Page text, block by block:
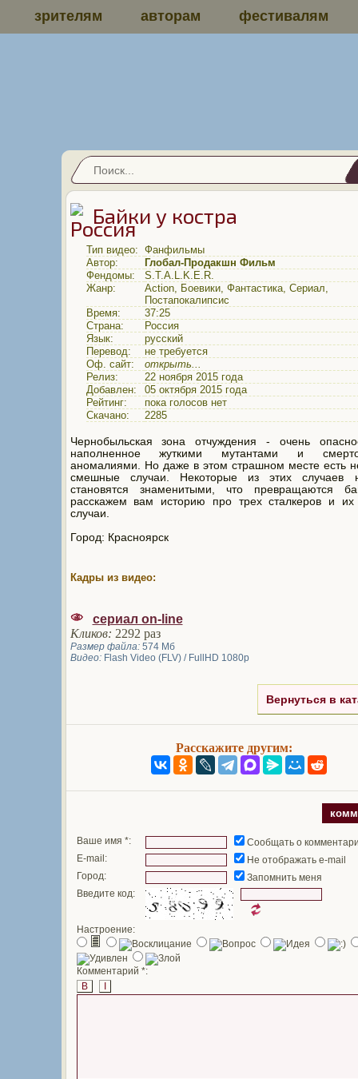
зрителям авторам фестивалям
Байки у костра
Тип видео: Фанфильмы
Автор:
Глобал-Продакшн Фильм
Фендомы:
S.T.A.L.K.E.R.
Жанр:
Action, Боевики, Фантастика, Сериал,
Постапокалипсис
Время:
37:25
Страна:
Россия
Язык:
русский
Перевод:
не требуется
Оф. сайт:
открыть...
Релиз:
22 ноября 2015 года
Добавлен:
05 октября 2015 года
Рейтинг:
пока голосов нет
Скачано:
2285
Чернобыльская зона отчуждения - очень
наполненное жуткими мутантами и
аномалиями. Но даже в этом страшном месте есть
смешные случаи. Некоторые из этих случаев
становятся знаменитыми, что превращаются
расскажем вам историю про трех сталкеров и
случаи.
Город: Красноярск
Кадры из видео:
сериал on-line
Кликов: 2292 раз
Размер файла:574 Мб
Видео:Flash Video (FLV) / FullHD 1080p
Вернуться в
Расскажите другим:
Ваше имя *:
Сообщать о
E-mail:
Не отображать e-mail
Город:
Запомнить меня
Введите код:
Настроение:
Комментарий *:
B
I